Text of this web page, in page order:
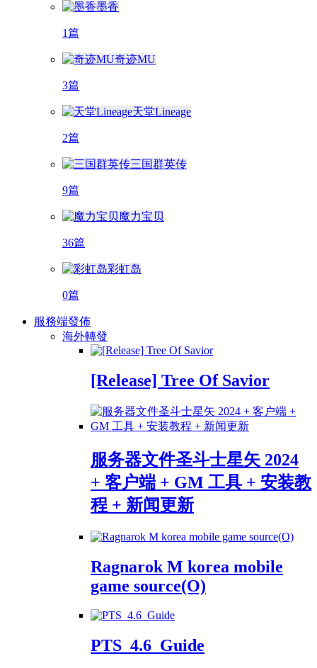
墨香
1篇
奇迹MU
3篇
天堂Lineage
2篇
三国群英传
9篇
魔力宝贝
36篇
彩虹岛
0篇
服務端發佈
海外轉發
[Release] Tree Of Savior
服务器文件圣斗士星矢 2024
+ 客户端 + GM 工具 + 安装教
程 + 新闻更新
Ragnarok M korea mobile
game source(O)
PTS_4.6_Guide